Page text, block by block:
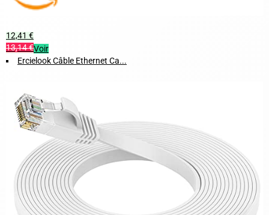
12,41 €
13,14 €Voir
Ercielook Câble Ethernet Ca...